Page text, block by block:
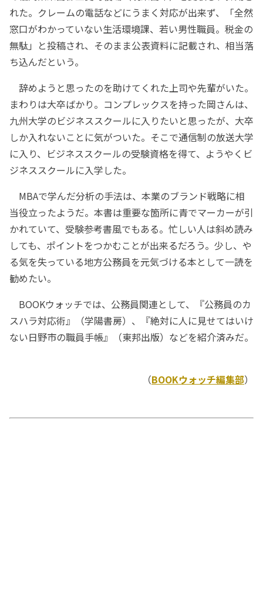
れた。クレームの電話などにうまく対応が出来ず、「全然
窓口がわかっていない生活環境課、若い男性職員。税金の
無駄」と投稿され、そのまま公表資料に記載され、相当落
ち込んだという。
辞めようと思ったのを助けてくれた上司や先輩がいた。
まわりは大卒ばかり。コンプレックスを持った岡さんは、
九州大学のビジネススクールに入りたいと思ったが、大卒
しか入れないことに気がついた。そこで通信制の放送大学
に入り、ビジネススクールの受験資格を得て、ようやくビ
ジネススクールに入学した。
MBAで学んだ分析の手法は、本業のブランド戦略に相
当役立ったようだ。本書は重要な箇所に青でマーカーが引
かれていて、受験参考書風でもある。忙しい人は斜め読み
しても、ポイントをつかむことが出来るだろう。少し、や
る気を失っている地方公務員を元気づける本として一読を
勧めたい。
BOOKウォッチでは、公務員関連として、『公務員のカ
スハラ対応術』（学陽書房）、『絶対に人に見せてはいけ
ない日野市の職員手帳』（東邦出版）などを紹介済みだ。
（BOOKウォッチ編集部）